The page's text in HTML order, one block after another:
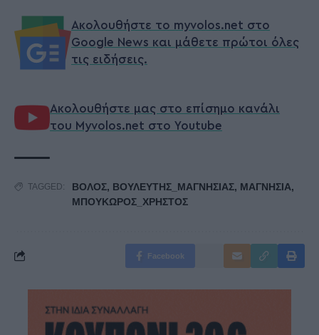
Ακολουθήστε το myvolos.net στο
Google News και μάθετε πρώτοι όλες
τις ειδήσεις.
Ακολουθήστε μας στο επίσημο κανάλι
του Myvolos.net στο Youtube
TAGGED: ΒΟΛΟΣ, ΒΟΥΛΕΥΤΗΣ_ΜΑΓΝΗΣΙΑΣ, ΜΑΓΝΗΣΙΑ,
ΜΠΟΥΚΩΡΟΣ_ΧΡΗΣΤΟΣ
Facebook